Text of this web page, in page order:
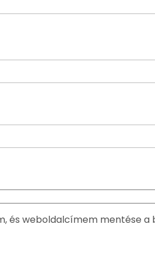
és weboldalcímem mentése a